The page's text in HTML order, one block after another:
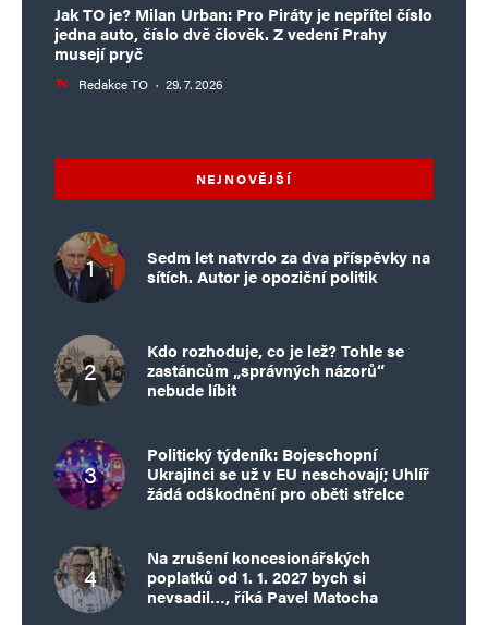
Jak TO je? Milan Urban: Pro Piráty je nepřítel číslo
jedna auto, číslo dvě člověk. Z vedení Prahy
musejí pryč
Redakce TO · 29. 7. 2026
NEJNOVĚJŠÍ
Sedm let natvrdo za dva příspěvky na
sítích. Autor je opoziční politik
Kdo rozhoduje, co je lež? Tohle se
zastáncům „správných názorů“
nebude líbit
Politický týdeník: Bojeschopní
Ukrajinci se už v EU neschovají; Uhlíř
žádá odškodnění pro oběti střelce
Na zrušení koncesionářských
poplatků od 1. 1. 2027 bych si
nevsadil…, říká Pavel Matocha